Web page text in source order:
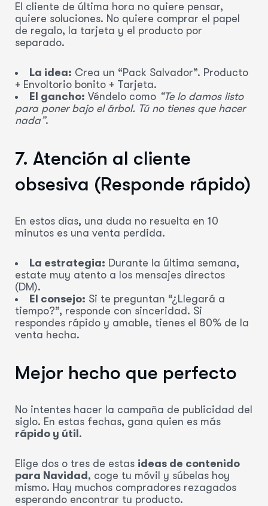
El cliente de última hora no quiere pensar,
quiere soluciones. No quiere comprar el papel
de regalo, la tarjeta y el producto por
separado.
La idea: Crea un “Pack Salvador”. Producto
+ Envoltorio bonito + Tarjeta.
El gancho: Véndelo como “Te lo damos listo
para poner bajo el árbol. Tú no tienes que hacer
nada”.
7. Atención al cliente
obsesiva (Responde rápido)
En estos días, una duda no resuelta en 10
minutos es una venta perdida.
La estrategia: Durante la última semana,
estate muy atento a los mensajes directos
(DM).
El consejo: Si te preguntan “¿Llegará a
tiempo?”, responde con sinceridad. Si
respondes rápido y amable, tienes el 80% de la
venta hecha.
Mejor hecho que perfecto
No intentes hacer la campaña de publicidad del
siglo. En estas fechas, gana quien es más
rápido y útil .
Elige dos o tres de estas ideas de contenido
para Navidad , coge tu móvil y súbelas hoy
mismo. Hay muchos compradores rezagados
esperando encontrar tu producto.